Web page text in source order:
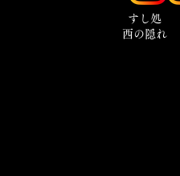
​すし処
西の隠れ